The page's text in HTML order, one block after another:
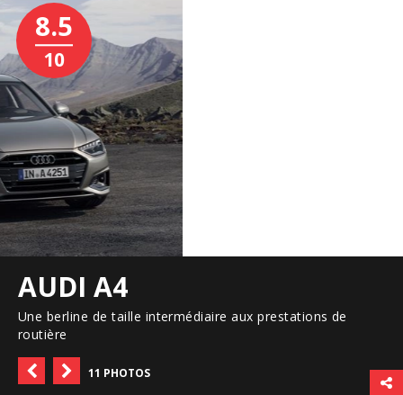
8.5
10
AUDI A4
Une berline de taille intermédiaire aux prestations de
routière
11 PHOTOS